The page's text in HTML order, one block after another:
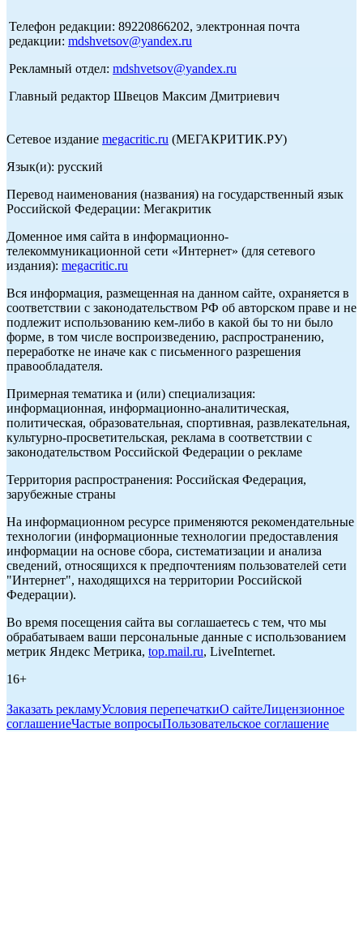
Телефон редакции: 89220866202, электронная почта
редакции: mdshvetsov@yandex.ru
Рекламный отдел: mdshvetsov@yandex.ru
Главный редактор Швецов Максим Дмитриевич
Сетевое издание megacritic.ru (МЕГАКРИТИК.РУ)
Язык(и): русский
Перевод наименования (названия) на государственный язык
Российской Федерации: Мегакритик
Доменное имя сайта в информационно-
телекоммуникационной сети «Интернет» (для сетевого
издания): megacritic.ru
Вся информация, размещенная на данном сайте, охраняется в
соответствии с законодательством РФ об авторском праве и не
подлежит использованию кем-либо в какой бы то ни было
форме, в том числе воспроизведению, распространению,
переработке не иначе как с письменного разрешения
правообладателя.
Примерная тематика и (или) специализация:
информационная, информационно-аналитическая,
политическая, образовательная, спортивная, развлекательная,
культурно-просветительская, реклама в соответствии с
законодательством Российской Федерации о рекламе
Территория распространения: Российская Федерация,
зарубежные страны
На информационном ресурсе применяются рекомендательные
технологии (информационные технологии предоставления
информации на основе сбора, систематизации и анализа
сведений, относящихся к предпочтениям пользователей сети
"Интернет", находящихся на территории Российской
Федерации).
Во время посещения сайта вы соглашаетесь с тем, что мы
обрабатываем ваши персональные данные с использованием
метрик Яндекс Метрика, top.mail.ru, LiveInternet.
16+
Заказать рекламуУсловия перепечаткиО сайтеЛицензионное
соглашениеЧастые вопросыПользовательское соглашение